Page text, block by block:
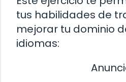
tus habilidades de
mejorar tu dominio
idiomas: